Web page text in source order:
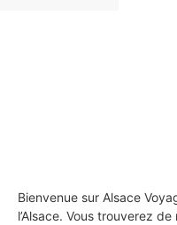
Bienvenue sur Alsace
l’Alsace. Vous trouverez